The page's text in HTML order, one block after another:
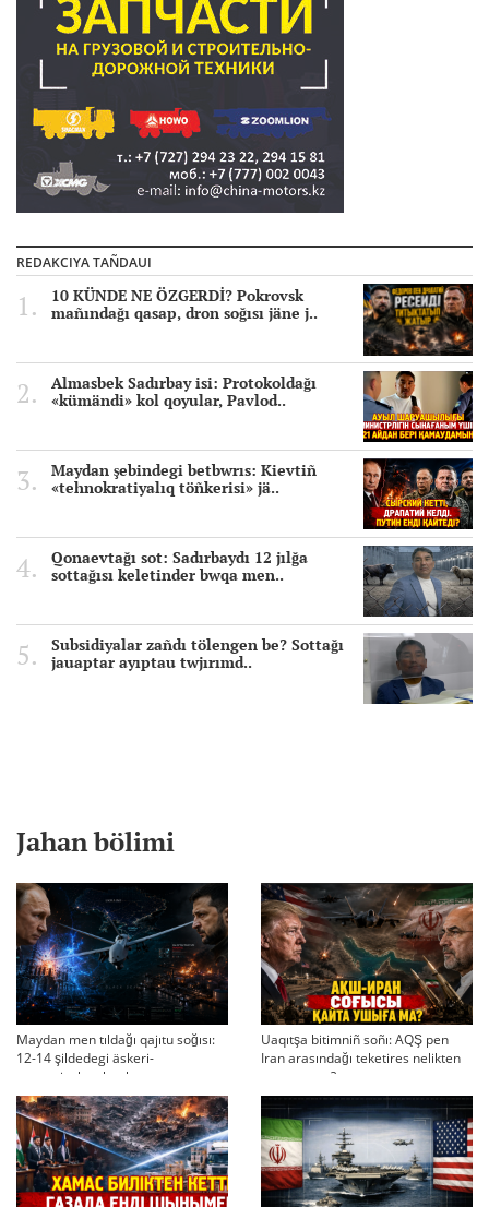
REDAKCIYA TAÑDAUI
10 KÜNDE NE ÖZGERDİ? Pokrovsk
mañındağı qasap, dron soğısı jäne j..
Almasbek Sadırbay isi: Protokoldağı
«kümändi» kol qoyular, Pavlod..
Maydan şebindegi betbwrıs: Kievtiñ
«tehnokratiyalıq töñkerisi» jä..
Qonaevtağı sot: Sadırbaydı 12 jılğa
sottağısı keletinder bwqa men..
Subsidiyalar zañdı tölengen be? Sottağı
jauaptar ayıptau twjırımd..
Jahan bölimi
Maydan men tıldağı qajıtu soğısı:
12-14 şildedegi äskeri-
strategiyalıq ahual
Uaqıtşa bitimniñ soñı: AQŞ pen
Iran arasındağı teketires nelikten
qayta uşıqtı?